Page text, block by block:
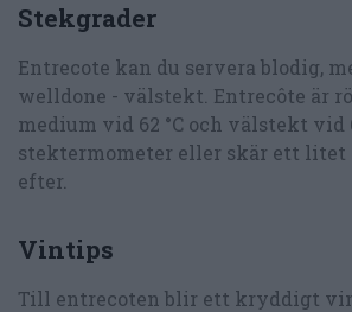
Stekgrader
Entrecote kan du servera blodig,
welldone - välstekt. Entrecôte är
medium vid 62 °C och välstekt vid
stektermometer eller skär ett litet
efter.
Vintips
Till entrecoten blir ett kryddigt